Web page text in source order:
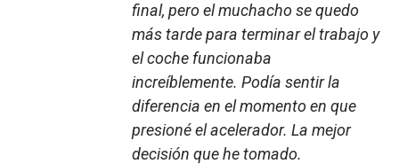
final, pero el muchacho se quedo
más tarde para terminar el trabajo y
el coche funcionaba
increíblemente. Podía sentir la
diferencia en el momento en que
presioné el acelerador. La mejor
decisión que he tomado.